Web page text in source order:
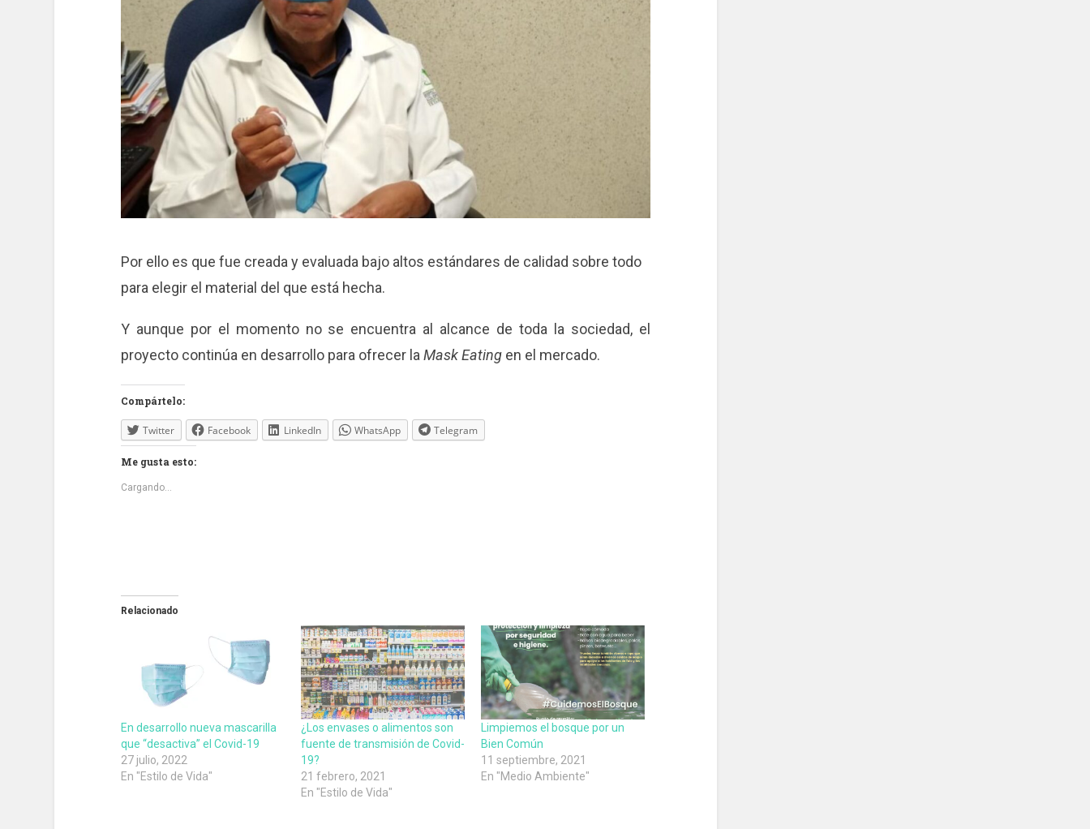
Por ello es que fue creada y evaluada bajo altos estándares de calidad sobre todo
para elegir el material del que está hecha.
Y aunque por el momento no se encuentra al alcance de toda la sociedad, el
proyecto continúa en desarrollo para ofrecer laMask Eatingen el mercado.
Compártelo:
Twitter Facebook LinkedIn WhatsApp Telegram
Me gusta esto:
Cargando...
Relacionado
En desarrollo nueva mascarilla
que “desactiva” el Covid-19
27 julio, 2022
En "Estilo de Vida"
¿Los envases o alimentos son
fuente de transmisión de Covid-
19?
21 febrero, 2021
En "Estilo de Vida"
Limpiemos el bosque por un
Bien Común
11 septiembre, 2021
En "Medio Ambiente"